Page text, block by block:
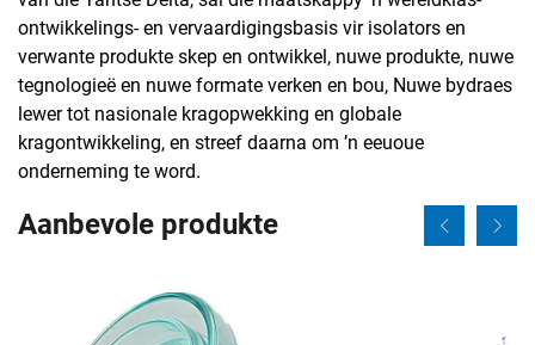
ontwikkelings- en vervaardigingsbasis vir isolators en
verwante produkte skep en ontwikkel, nuwe produkte, nuwe
tegnologieë en nuwe formate verken en bou, Nuwe bydraes
lewer tot nasionale kragopwekking en globale
kragontwikkeling, en streef daarna om ’n eeuoue
onderneming te word.
Aanbevole produkte